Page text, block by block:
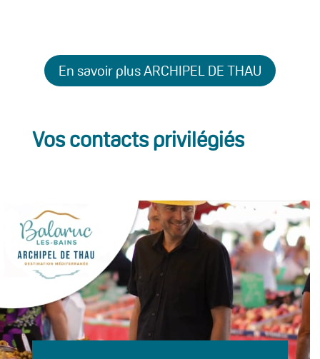
En savoir plus ARCHIPEL DE THAU
Vos contacts privilégiés